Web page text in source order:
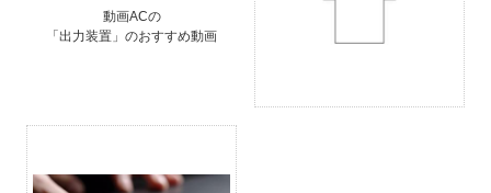
動画ACの
「出力装置」のおすすめ動画